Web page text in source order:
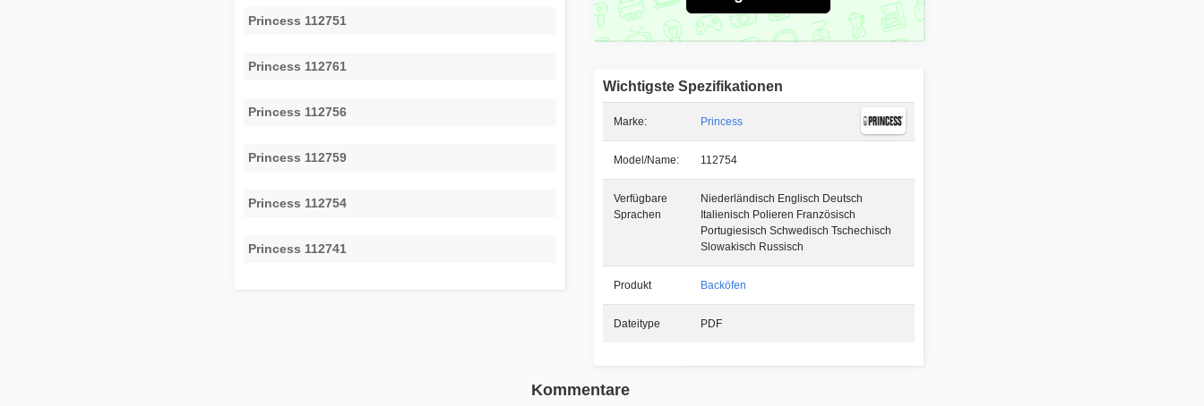
Wichtigste Spezifikationen
Marke: Princess
Model/Name: 112754
Verfügbare
Sprachen
Niederländisch Englisch Deutsch
Italienisch Polieren Französisch
Portugiesisch Schwedisch Tschechisch
Slowakisch Russisch
Produkt Backöfen
Dateitype PDF
Princess 112751
Princess 112761
Princess 112756
Princess 112759
Princess 112754
Princess 112741
Kommentare